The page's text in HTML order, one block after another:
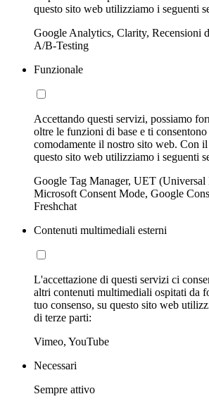
questo sito web utilizziamo i seguenti
Google Analytics, Clarity, Recensioni
A/B-Testing
Funzionale
Accettando questi servizi, possiamo
oltre le funzioni di base e ti
comodamente il nostro sito web. Con il
questo sito web utilizziamo i seguenti
Google Tag Manager, UET
Microsoft Consent Mode, Google
Freshchat
Contenuti multimediali esterni
L'accettazione di questi servizi ci
altri contenuti multimediali ospitati da
tuo consenso, su questo sito web
di terze parti:
Vimeo, YouTube
Necessari
Sempre attivo